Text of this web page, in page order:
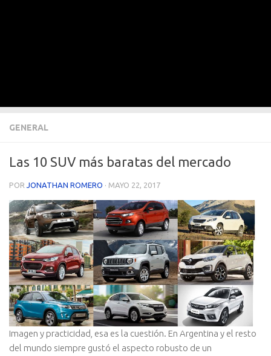
GENERAL
Las 10 SUV más baratas del mercado
POR JONATHAN ROMERO · MAYO 22, 2017
Imagen y practicidad, esa es la cuestión. En Argentina y el resto
del mundo siempre gustó el aspecto robusto de un